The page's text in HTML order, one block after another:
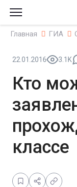
Главная ГИА
22.01.2016 3.1K
Кто
классе